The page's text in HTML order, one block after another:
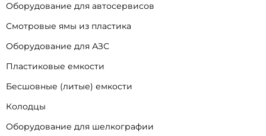
Оборудование для автосервисов
Смотровые ямы из пластика
Оборудование для АЗС
Пластиковые емкости
Бесшовные (литые) емкости
Колодцы
Оборудование для шелкографии